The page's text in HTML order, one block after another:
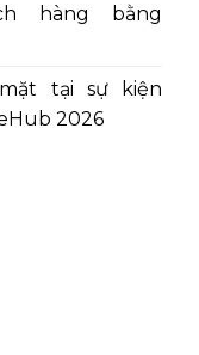
hàng bằng
tại sự kiện
2026